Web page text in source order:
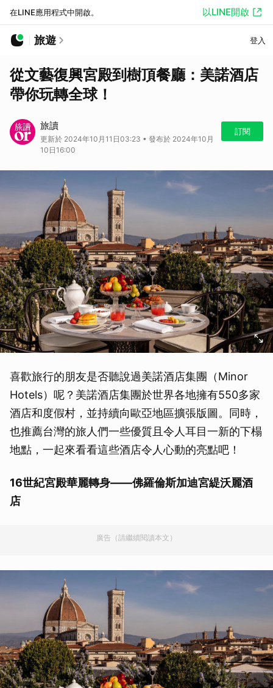
在LINE應用程式中開啟。 以LINE開啟
旅遊 登入
從文藝復興宮殿到樹頂餐廳：美諾酒店
帶你玩轉全球！
旅讀
更新於 2024年10月11日03:23 • 發布於 2024年10月
10日16:00
訂閱
喜歡旅行的朋友是否聽說過美諾酒店集團（Minor
Hotels）呢？美諾酒店集團於世界各地擁有550多家
酒店和度假村，並持續向歐亞地區擴張版圖。同時，
也推薦台灣的旅人們一些優質且令人耳目一新的下榻
地點，一起來看看這些酒店令人心動的亮點吧！
16世紀宮殿華麗轉身——佛羅倫斯加迪宮緹沃麗酒
店
廣告（請繼續閱讀本文）